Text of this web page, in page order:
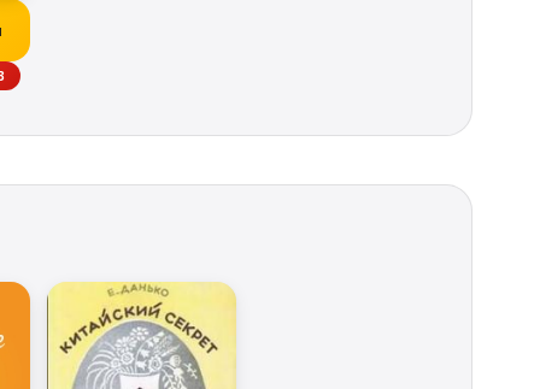
НЕПОМНЯЩИЙ, ВЛАДИМИР МИХАНОВСКИЙ, ИГОРЬ АНДРЕЕВ